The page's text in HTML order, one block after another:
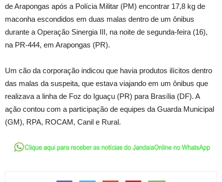
de Arapongas após a Polícia Militar (PM) encontrar 17,8 kg de
maconha escondidos em duas malas dentro de um ônibus
durante a Operação Sinergia III, na noite de segunda-feira (16),
na PR-444, em Arapongas (PR).
Um cão da corporação indicou que havia produtos ilícitos dentro
das malas da suspeita, que estava viajando em um ônibus que
realizava a linha de Foz do Iguaçu (PR) para Brasília (DF). A
ação contou com a participação de equipes da Guarda Municipal
(GM), RPA, ROCAM, Canil e Rural.